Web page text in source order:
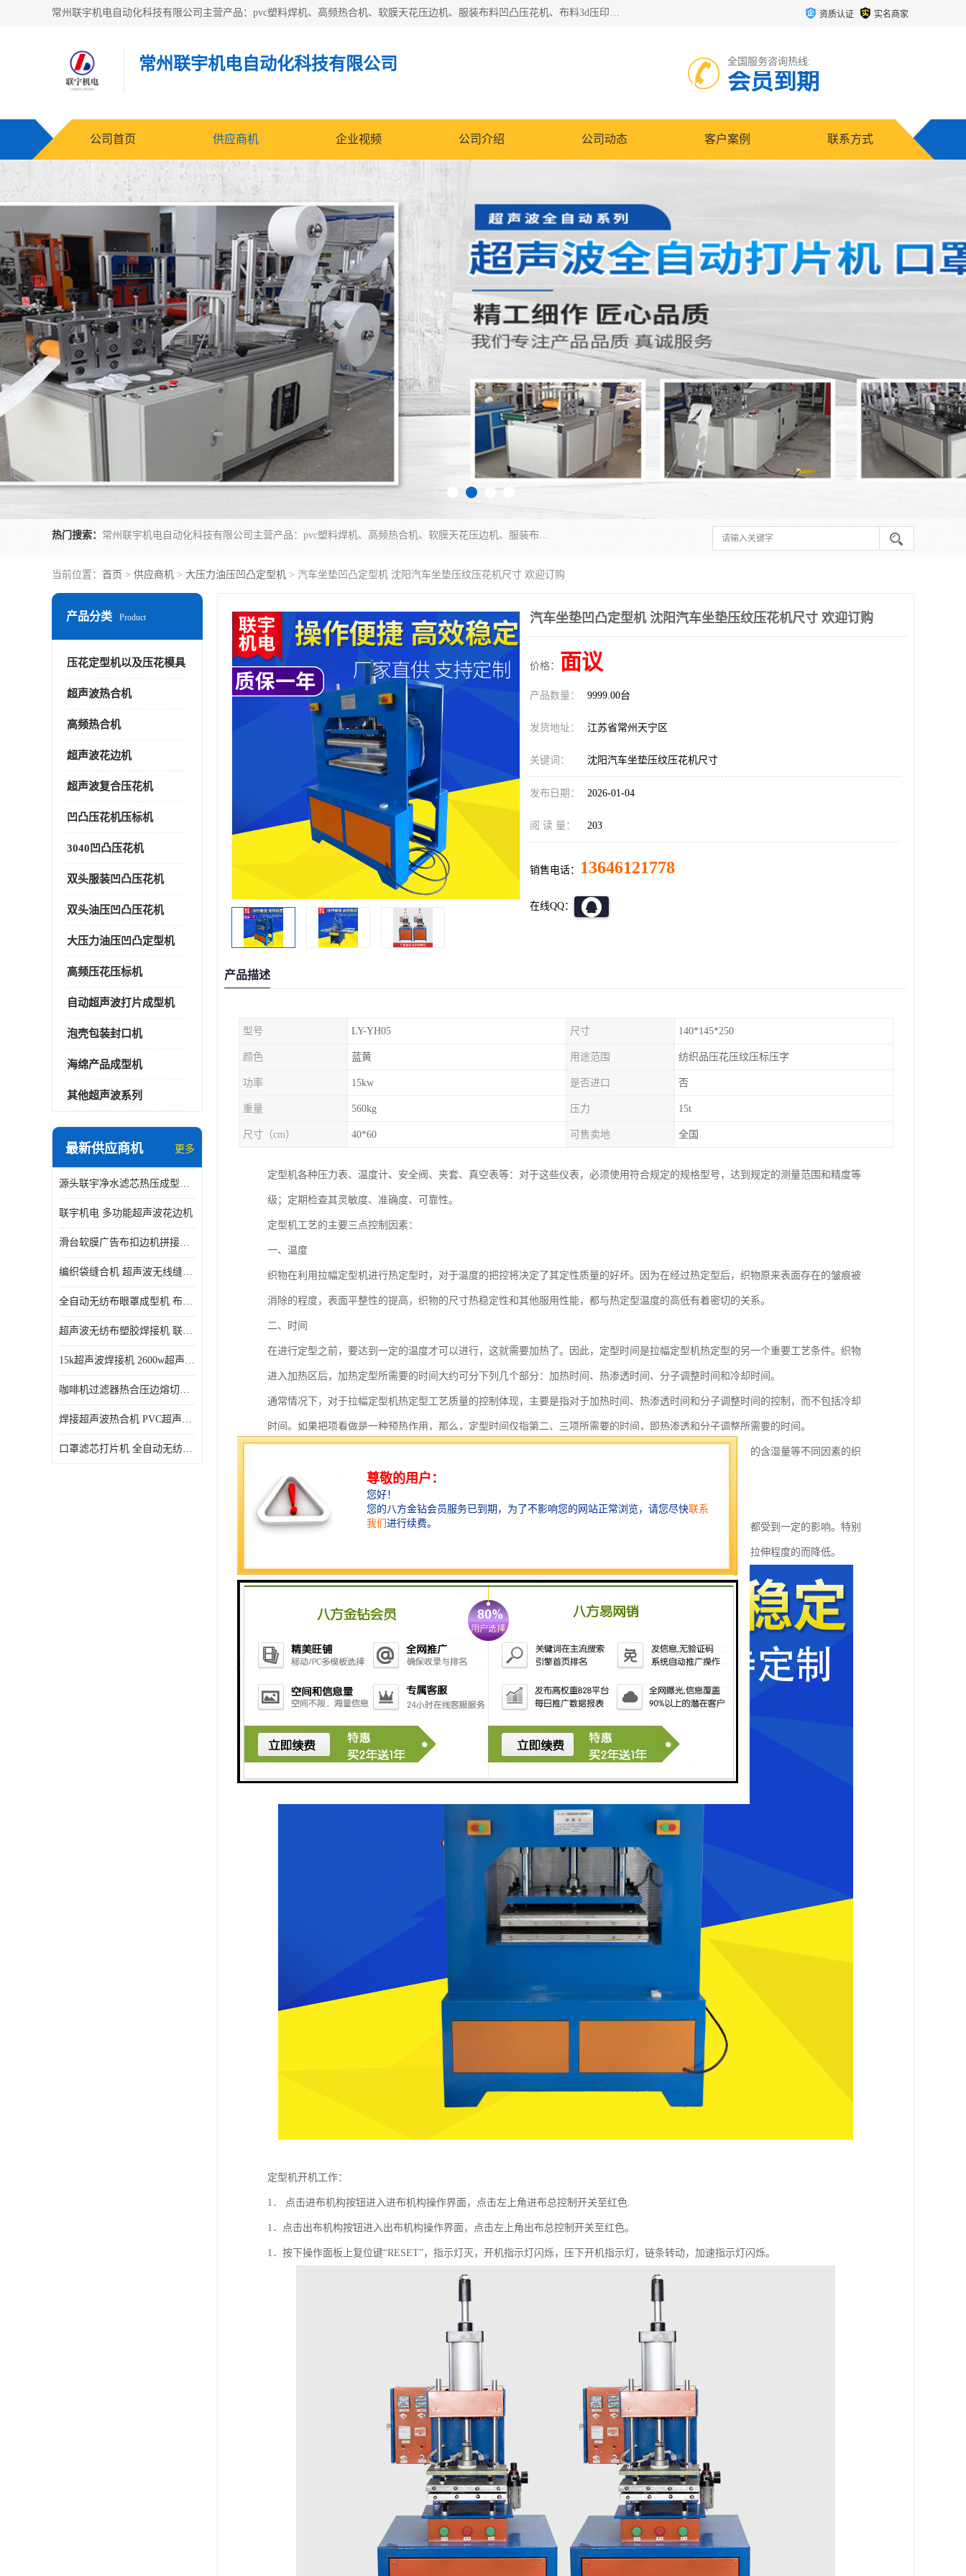
常州联宇机电自动化科技有限公司主营产品：pvc塑料焊机、高频热合机、软膜天花压边机、服装布料凹凸压花机、布料3d压印设备、服装植胶设备、超声波布料花边机、无纺布热合机、全自动压花机。 资质认证 实名商家
常州联宇机电自动化科技有限公司 全国服务咨询热线:
会员到期
公司首页 供应商机 企业视频 公司介绍 公司动态 客户案例 联系方式
热门搜索： 常州联宇机电自动化科技有限公司主营产品：pvc塑料焊机、高频热合机、软膜天花压边机、服装布料凹凸压花机、布料3d压印设备、服装植胶设备、超声波布料花边机、无纺布热合机、全自动压花机。
当前位置： 首页 > 供应商机 > 大压力油压凹凸定型机 > 汽车坐垫凹凸定型机 沈阳汽车坐垫压纹压花机尺寸 欢迎订购
产品分类 Product
压花定型机以及压花模具
超声波热合机
高频热合机
超声波花边机
超声波复合压花机
凹凸压花机压标机
3040凹凸压花机
双头服装凹凸压花机
双头油压凹凸压花机
大压力油压凹凸定型机
高频压花压标机
自动超声波打片成型机
泡壳包装封口机
海绵产品成型机
其他超声波系列
最新供应商机 更多
源头联宇净水滤芯热压成型机器 超声波大功率封边机
联宇机电 多功能超声波花边机
滑台软膜广告布扣边机拼接机用于焊接热合拼接作用
编织袋缝合机 超声波无线缝合机 厂家现货供应
全自动无纺布眼罩成型机 布料海绵眼罩热合切边机
超声波无纺布塑胶焊接机 联宇制造
15k超声波焊接机 2600w超声波焊接机 联宇制造
咖啡机过滤器热合压边熔切机 超声波无纺布喷胶棉热合机
焊接超声波热合机 PVC超声波焊接机 无纺布超声波设备
口罩滤芯打片机 全自动无纺布压花压标设备 多层料复合机
汽车坐垫凹凸定型机 沈阳汽车坐垫压纹压花机尺寸 欢迎订购
价格： 面议
产品数量： 9999.00台
发货地址： 江苏省常州天宁区
关键词： 沈阳汽车坐垫压纹压花机尺寸
发布日期： 2026-01-04
阅 读 量： 203
销售电话： 13646121778
在线QQ：
产品描述
型号 LY-YH05 尺寸 140*145*250
颜色 蓝黄 用途范围 纺织品压花压纹压标压字
功率 15kw 是否进口 否
重量 560kg 压力 15t
尺寸（cm） 40*60 可售卖地 全国
定型机各种压力表、温度计、安全阀、夹套、真空表等：对于这些仪表，必须使用符合规定的规格型号，达到规定的测量范围和精度等
级；定期检查其灵敏度、准确度、可靠性。
定型机工艺的主要三点控制因素：
一、温度
织物在利用拉幅定型机进行热定型时，对于温度的把控将决定了其定性质量的好坏。因为在经过热定型后，织物原来表面存在的皱痕被
消除的程度，表面平整性的提高，织物的尺寸热稳定性和其他服用性能，都与热定型温度的高低有着密切的关系。
二、时间
在进行定型之前，要达到一定的温度才可以进行，这就需要加热了。因此，定型时间是拉幅定型机热定型的另一个重要工艺条件。织物
进入加热区后，加热定型所需要的时间大约可分下列几个部分：加热时间、热渗透时间、分子调整时间和冷却时间。
通常情况下，对于拉幅定型机热定型工艺质量的控制体现，主要是指对于加热时间、热渗透时间和分子调整时间的控制，而不包括冷却
时间。如果把项看做是一种预热作用，那么，定型时间仅指第二、三项所需要的时间，即热渗透和分子调整所需要的时间。
总的来说，拉幅定型机热定型工艺的质量主要体现于，定型时对于性能、面积、重量、纤维的导热性能及织物的含湿量等不同因素的织
物，在加热和热渗透所需要时间的控制方面。
三、张力
由于织物表面所受到的张力在一定条件下会产生变化，将会导致包括织物的尺寸热稳定性、强力和断裂延伸度都受到一定的影响。特别
是在拉幅定型机热定型工艺，经向尺寸热稳定性随着定型时经向超喂而提高，而纬向尺寸热稳定性则随着门幅拉伸程度的而降低。
定型机开机工作：
1． 点击进布机构按钮进入进布机构操作界面，点击左上角进布总控制开关至红色.
1．点击出布机构按钮进入出布机构操作界面，点击左上角出布总控制开关至红色。
1．按下操作面板上复位键“RESET”，指示灯灭，开机指示灯闪烁，压下开机指示灯，链条转动，加速指示灯闪烁。